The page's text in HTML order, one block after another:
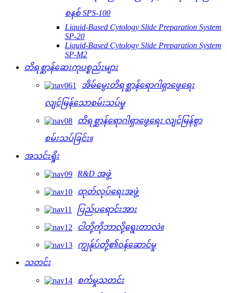
စနစ် SPS-100
Liquid-Based Cytology Slide Preparation System
SP-20
Liquid-Based Cytology Slide Preparation System
SP-M2
တိရစ္ဆာန်ဆေးကုပစ္စည်းများ
အိမ်မွေးတိရစ္ဆာန်ရောဂါရှာဖွေရေး
လျင်မြန်သောစမ်းသပ်မှု
တိရစ္ဆာန်ရောဂါရှာဖွေရေး လျင်မြန်စွာ
စမ်းသပ်ခြင်း။
အသင်းရှိုး
R&D အဖွဲ့
ထုတ်လုပ်ရေးအဖွဲ့
ပြည်ပရောင်းအား
ငါတို့ကိုဘာလို့ရွေးတာလဲ။
ကျွန်ုပ်တို့၏ဝန်ဆောင်မှု
သတင်း
စက်မှုသတင်း